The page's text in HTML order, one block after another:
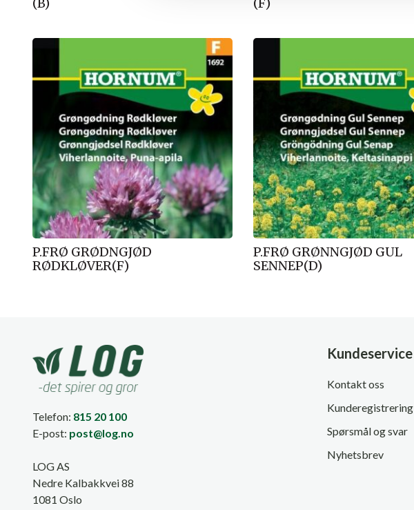
P.FRØ GRØDNGJØD
RØDKLØVER(F)
P.FRØ GRØNNGJØD GUL
SENNEP(D)
Telefon: 815 20 100
E-post: post@log.no
LOG AS
Nedre Kalbakkvei 88
1081 Oslo
Kundeservice
Kontakt oss
Kunderegistrering
Spørsmål og svar
Nyhetsbrev